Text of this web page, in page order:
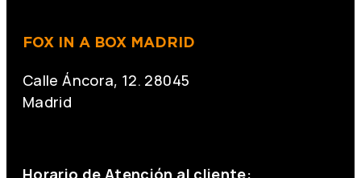
FOX IN A BOX MADRID
Calle Áncora, 12. 28045
Madrid
Horario de Atención al cliente: